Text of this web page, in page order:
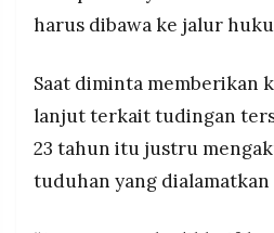
harus dibawa ke jalur
Saat diminta memberikan
lanjut terkait tudingan
23 tahun itu justru
tuduhan yang dialamatkan